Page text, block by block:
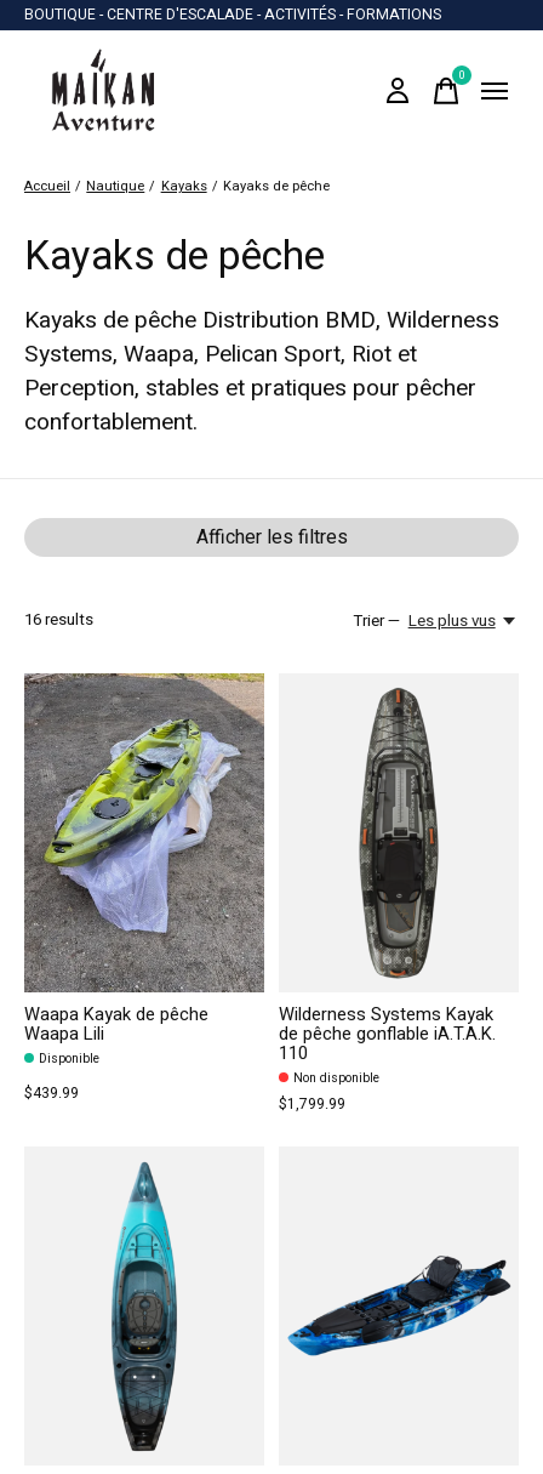
BOUTIQUE - CENTRE D'ESCALADE - ACTIVITÉS - FORMATIONS
0items
Accueil / Nautique / Kayaks / Kayaks de pêche
Kayaks de pêche
Kayaks de pêche Distribution BMD, Wilderness
Systems, Waapa, Pelican Sport, Riot et
Perception, stables et pratiques pour pêcher
confortablement.
Afficher les filtres
16results Trier — Les plus vus
Waapa Kayak de pêche
Waapa Lili
Disponible
$439.99
Wilderness Systems Kayak
de pêche gonflable iA.T.A.K.
110
Non disponible
$1,799.99